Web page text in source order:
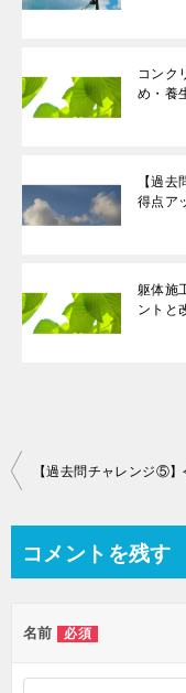
コンク
め・養
【過
得点ア
躯体施
ントと
投
ビ
ー
シ
コメントを残す
名前 必須